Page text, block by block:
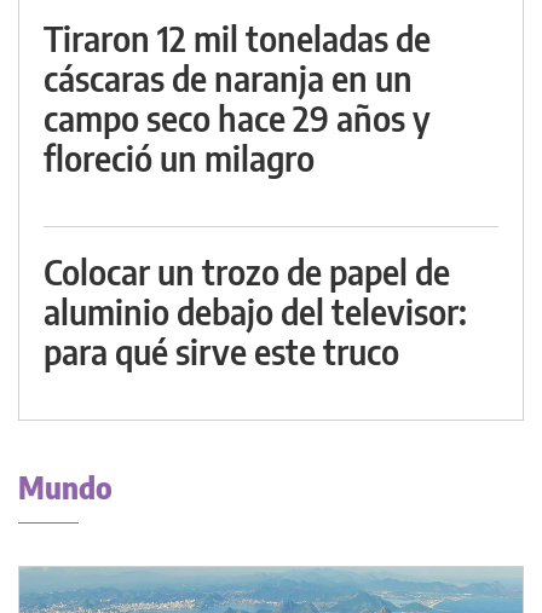
Tiraron 12 mil toneladas de
cáscaras de naranja en un
campo seco hace 29 años y
floreció un milagro
Colocar un trozo de papel de
aluminio debajo del televisor:
para qué sirve este truco
Mundo